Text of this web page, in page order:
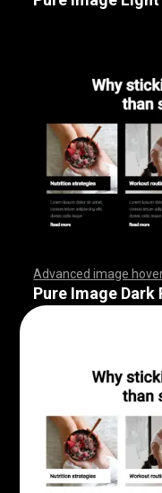
Advanced image
,,,,,,,,,,,,,,,,,,,,,,,,
,,,,,,,,,,,,,,,,,,,,,,,,
,,,,,,,,,,,,,,,,,,,,,,,,
Pure Image Dark